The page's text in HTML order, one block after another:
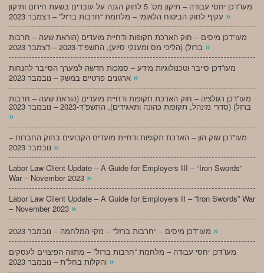
מעו”דכן יחסי עבודה – תיקון מס’ 5 לחוק הגנה על עובדים בשעת חירום ותיקון
»
מעו”דכן מיסים – חוק הארכת תקופות ודחיית מועדים (הוראת שעה – חרבות
»
מעו”דכן סייבר וטכנולוגיות מידע – סמכות חדשה למערך הסייבר להנחות
»
מעו”דכן רגולציה – חוק הארכת תקופות ודחיית מועדים (הוראת שעה – חרבות
ברזל) (סדרי מינהל, תקופות כהונה ותאגידים), התשפ”ד-2023 – נובמבר 2023
»
מעו”דכן שוק הון – הארכת תקופות ודחיית מועדים הקבועים בחוק החברות –
»
Labor Law Client Update – A Guide for Employers III – “Iron Swords”
War – November 2023 »
Labor Law Client Update – A Guide for Employers II – “Iron Swords” War
– November 2023 »
»
מעו”דכן יחסי עבודה – מלחמת “חרבות ברזל” – מתווה הפיצויים לעסקים
»